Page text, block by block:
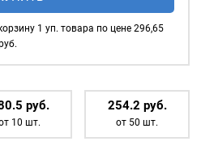
1 уп. товара по цене 296,65
руб.
10 шт.
254.2 руб.
от 50 шт.